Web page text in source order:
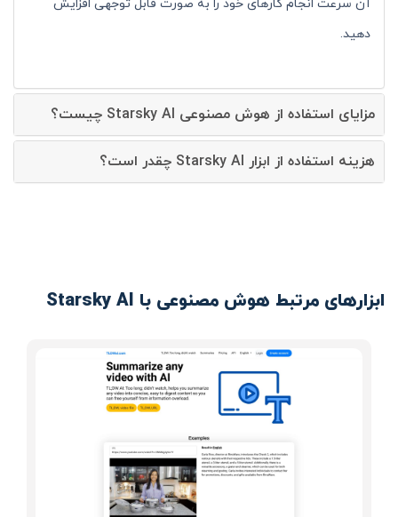
آن سرعت انجام کارهای خود را به صورت قابل توجهی افزایش
دهید.
مزایای استفاده از هوش مصنوعی Starsky AI چیست؟
هزینه استفاده از ابزار Starsky AI چقدر است؟
ابزارهای مرتبط هوش مصنوعی با Starsky AI